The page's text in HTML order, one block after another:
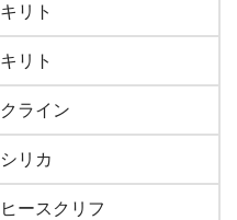
キリト
キリト
クライン
シリカ
ヒースクリフ